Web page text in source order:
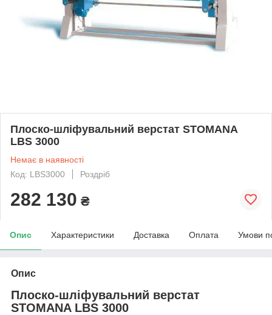
Плоско-шліфувальний верстат STOMANA
LBS 3000
Немає в наявності
Код: LBS3000
Роздріб
282 130 ₴
Опис Характеристики Доставка Оплата Умови
Опис
Плоско-шліфувальний верстат
STOMANA LBS 3000